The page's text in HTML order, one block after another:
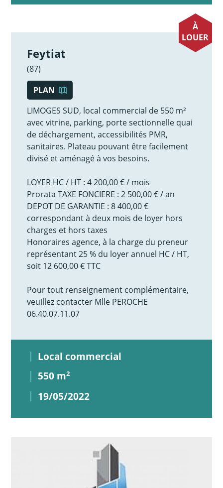
À
LOUER
Feytiat
(87)
PLAN
LIMOGES SUD, local commercial de 550 m²
avec vitrine, parking, porte sectionnelle quai
de déchargement, accessibilités PMR,
sanitaires. Plateau pouvant être facilement
divisé et aménagé à vos besoins.
LOYER HC / HT : 4 200,00 € / mois
Prorata TAXE FONCIERE : 2 500,00 € / an
DEPOT DE GARANTIE : 8 400,00 €
correspondant à deux mois de loyer hors
charges et hors taxes
Honoraires agence, à la charge du preneur
représentant 25 % du loyer annuel HC / HT,
soit 12 600,00 € TTC
Pour tout renseignement complémentaire,
veuillez contacter Mlle PEROCHE
06.40.07.11.07
Local commercial
550 m2
19/05/2022